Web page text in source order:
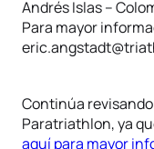
Andrés Islas –
Para mayor
Continúa
Paratriathlon, ya
aquí para mayor